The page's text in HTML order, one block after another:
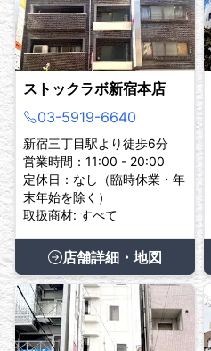
ストックラボ新宿本店
03-5919-6640
新宿三丁目駅より徒歩6分
営業時間：11:00 - 20:00
定休日：なし（臨時休業・年
末年始を除く）
取扱商材: すべて
店舗詳細・地図